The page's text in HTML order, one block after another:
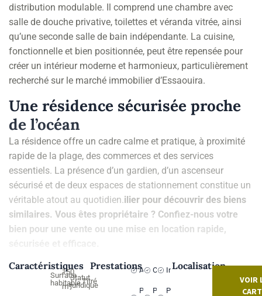
distribution modulable. Il comprend une chambre avec
salle de douche privative, toilettes et véranda vitrée, ainsi
qu’une seconde salle de bain indépendante. La cuisine,
fonctionnelle et bien positionnée, peut être repensée pour
créer un intérieur moderne et harmonieux, particulièrement
recherché sur le marché immobilier d’Essaouira.
Une résidence sécurisée proche
de l’océan
La résidence offre un cadre calme et pratique, à proximité
rapide de la plage, des commerces et des services
essentiels. La présence d’un gardien, d’un ascenseur
sécurisé et de deux espaces de stationnement constitue un
véritable atout au quotidien.ilier pour découvrir des biens
similaires. Vous êtes propriétaire ? Confiez-nous votre
bien pour une vente ou une mise en location rapide,
Caractéristiques
Surface
habitable
150
m²
Statut
juridique
Titré
PrestationsAscenseur
CuisineInterphone
ParkingParking
Pré-
Localisation
VOIR